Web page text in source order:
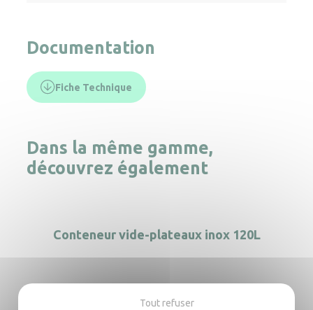
Documentation
Fiche Technique
Dans la même gamme,
découvrez également
Conteneur vide-plateaux inox 120L
Tout refuser